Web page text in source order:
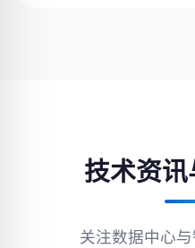
技术资
关注数据中心